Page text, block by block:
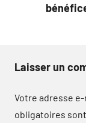
Laisser un
Votre adresse e-
obligatoires